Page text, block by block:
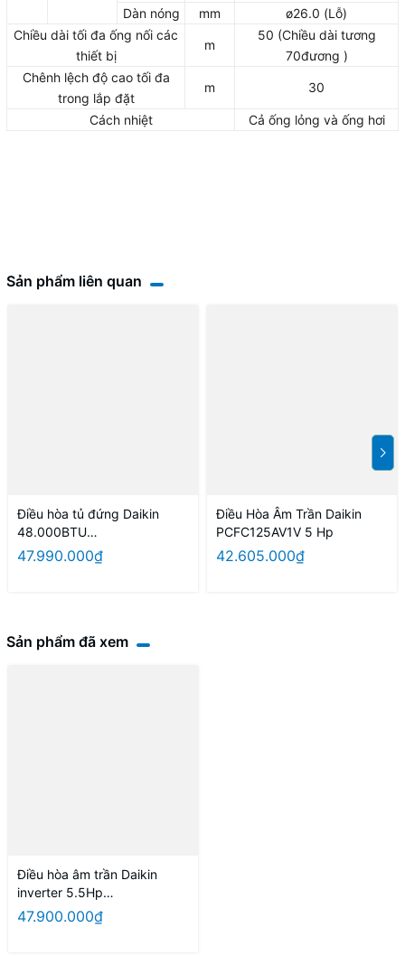
Dàn nóng
mm
ø26.0 (Lỗ)
Chiều dài tối đa ống nối các
thiết bị
m
50 (Chiều dài tương
70đương )
Chênh lệch độ cao tối đa
trong lắp đặt
m 30
Cách nhiệt Cả ống lỏng và ống hơi
Sản phẩm liên quan
Điều hòa tủ đứng Daikin
48.000BTU
FVC140AV1V/RC140AGY1V 3
47.990.000₫
Điều Hòa Âm Trần Daikin
PCFC125AV1V 5 Hp
42.605.000₫
Sản phẩm đã xem
Điều hòa âm trần Daikin
inverter 5.5Hp
FCFC140DVM - HÀNG
CHÍNH HÃNG
47.900.000₫